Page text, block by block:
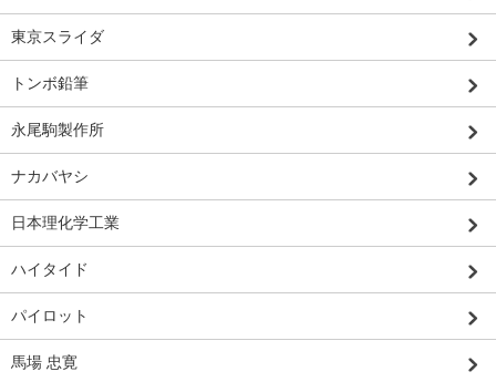
東京スライダ
トンボ鉛筆
永尾駒製作所
ナカバヤシ
日本理化学工業
ハイタイド
パイロット
馬場 忠寛